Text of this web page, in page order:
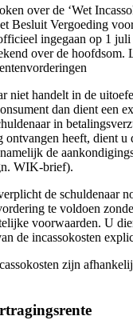
over de ‘Wet
Besluit Vergoeding
ingegaan op 1
over de hoofdsom.
niet handelt in de
dan dient een
in
ontvangen heeft, dient u
de
WIK-brief).
de schuldenaar
te voldoen
voorwaarden. U
de incassokosten
zijn